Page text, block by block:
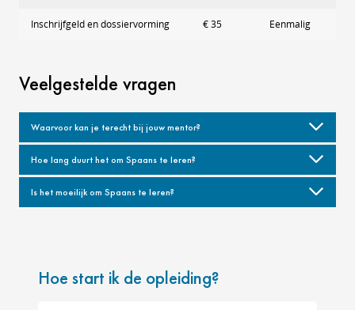
Inschrijfgeld en dossiervorming € 35 Eenmalig
Veelgestelde vragen
Waarvoor kan je terecht bij jouw mentor?
Hoe lang duurt het om Spaans te leren?
Is het moeilijk om Spaans te leren?
Hoe start ik de opleiding?